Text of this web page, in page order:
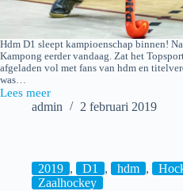
Hdm D1 sleept kampioenschap binnen!
Kampong eerder vandaag. Zat het
afgeladen vol met fans van hdm en
was…
Lees meer
2019-
Zaalhockey
admin 2 februari 2019
2019 , D1 , hdm ,
Zaalhockey